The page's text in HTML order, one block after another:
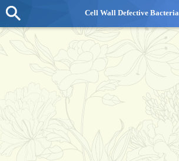
Cell Wall Defective Bacteria